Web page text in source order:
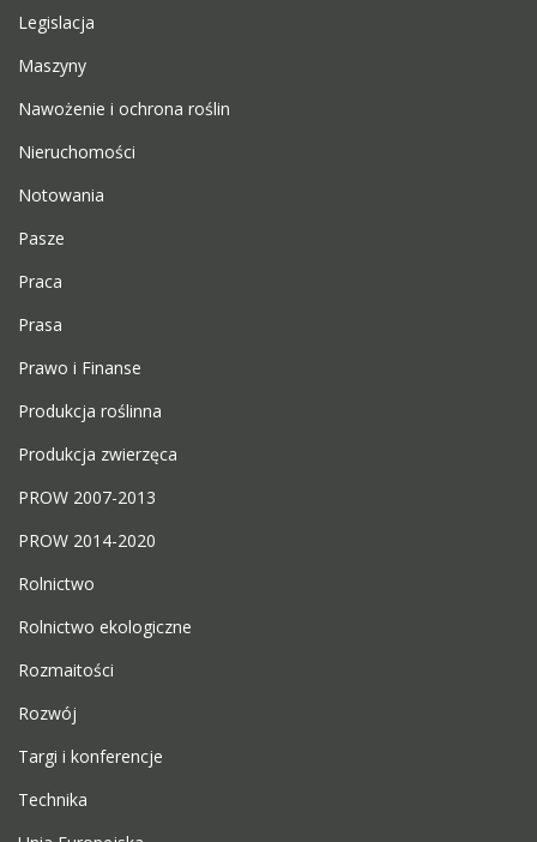
Legislacja
Maszyny
Nawożenie i ochrona roślin
Nieruchomości
Notowania
Pasze
Praca
Prasa
Prawo i Finanse
Produkcja roślinna
Produkcja zwierzęca
PROW 2007-2013
PROW 2014-2020
Rolnictwo
Rolnictwo ekologiczne
Rozmaitości
Rozwój
Targi i konferencje
Technika